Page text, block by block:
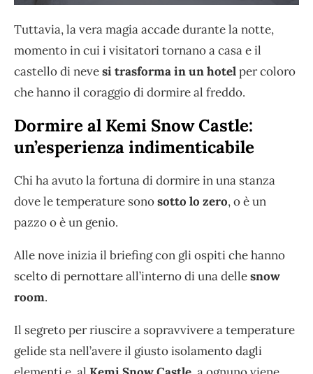
Tuttavia, la vera magia accade durante la notte,
momento in cui i visitatori tornano a casa e il
castello di nevesi trasforma in un hotelper coloro
che hanno il coraggio di dormire al freddo.
Dormire al Kemi Snow Castle:
un’esperienza indimenticabile
Chi ha avuto la fortuna di dormire in una stanza
dove le temperature sonosotto lo zero, o è un
pazzo o è un genio.
Alle nove inizia il briefing con gli ospiti che hanno
scelto di pernottare all’interno di una dellesnow
room.
Il segreto per riuscire a sopravvivere a temperature
gelide sta nell’avere il giusto isolamento dagli